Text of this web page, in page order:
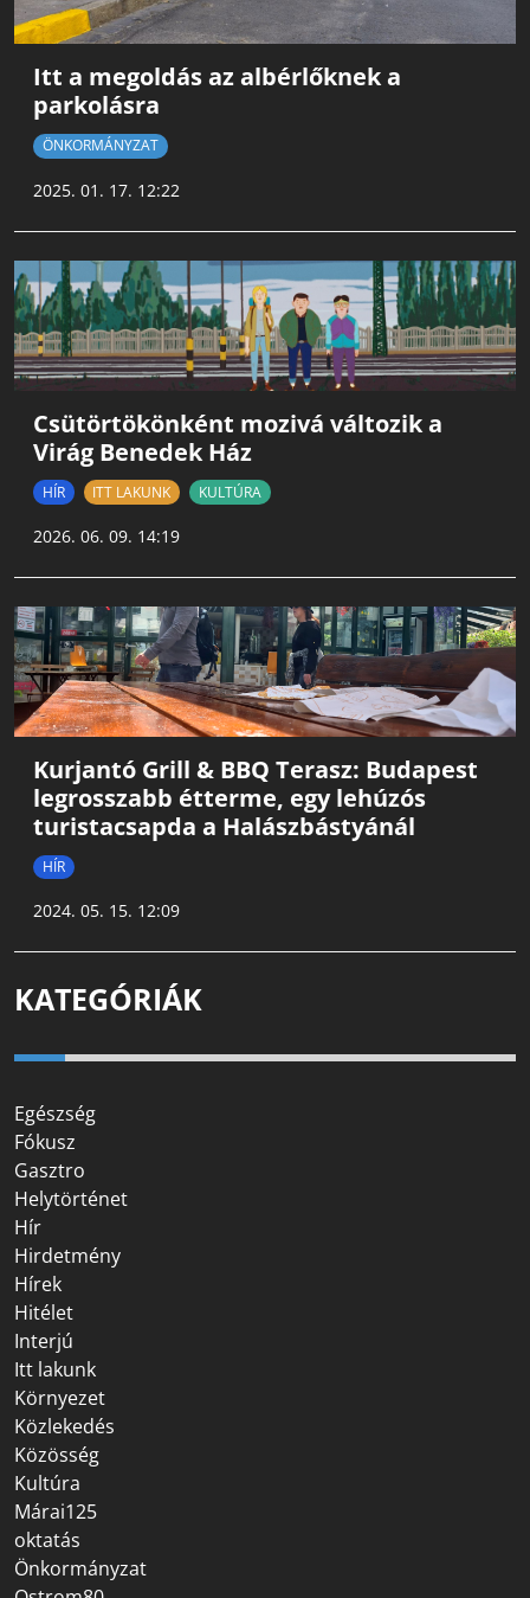
Itt a megoldás az albérlőknek a
parkolásra
ÖNKORMÁNYZAT
2025. 01. 17. 12:22
Csütörtökönként mozivá változik a
Virág Benedek Ház
HÍR ITT LAKUNK KULTÚRA
2026. 06. 09. 14:19
Kurjantó Grill & BBQ Terasz: Budapest
legrosszabb étterme, egy lehúzós
turistacsapda a Halászbástyánál
HÍR
2024. 05. 15. 12:09
KATEGÓRIÁK
Egészség
Fókusz
Gasztro
Helytörténet
Hír
Hirdetmény
Hírek
Hitélet
Interjú
Itt lakunk
Környezet
Közlekedés
Közösség
Kultúra
Márai125
oktatás
Önkormányzat